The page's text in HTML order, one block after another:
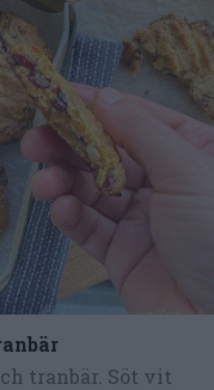
tranbär. Söt vit